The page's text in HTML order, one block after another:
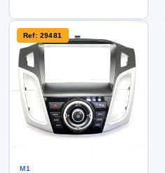
Ref: 29481
M1